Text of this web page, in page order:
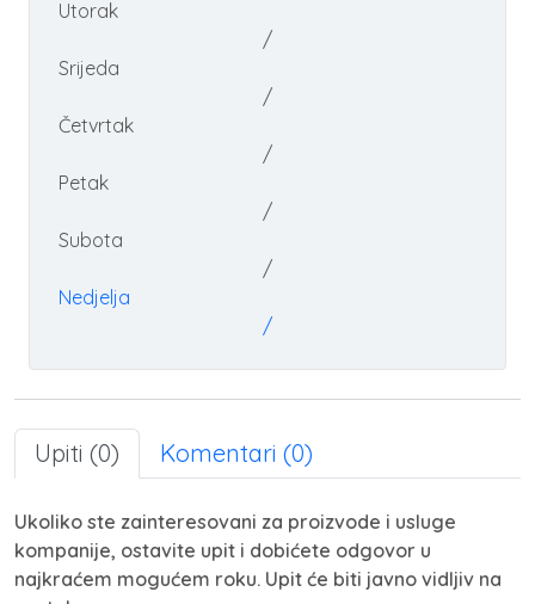
Utorak
/
Srijeda
/
Četvrtak
/
Petak
/
Subota
/
Nedjelja
/
Upiti (0) Komentari (0)
Ukoliko ste zainteresovani za proizvode i usluge
kompanije, ostavite upit i dobićete odgovor u
najkraćem mogućem roku. Upit će biti javno vidljiv na